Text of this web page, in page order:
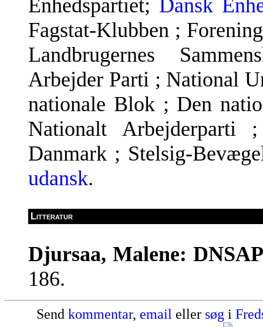
Enhedspartiet; Dansk
Fagstat-Klubben ;
Landbrugernes
Arbejder Parti ; National
nationale Blok ; Den
Nationalt
Danmark ; Stelsig-
udansk.
Litteratur
Djursaa, Malene:
186.
Send kommentar, email eller søg i